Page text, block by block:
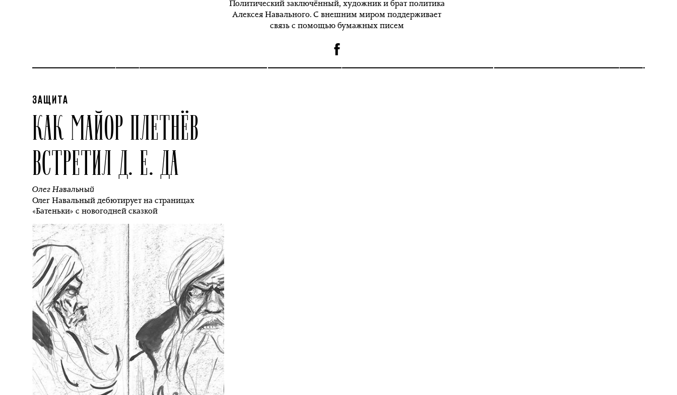
Политический заключённый, художник и брат политика
Алексея Навального. С внешним миром поддерживает
связь с помощью бумажных писем
ЗАЩИТА
КАК МАЙОР ПЛЕТНЁВ
ВСТРЕТИЛ Д. Е. ДА
Олег Навальный
Олег Навальный дебютирует на страницах
«Батеньки» с новогодней сказкой